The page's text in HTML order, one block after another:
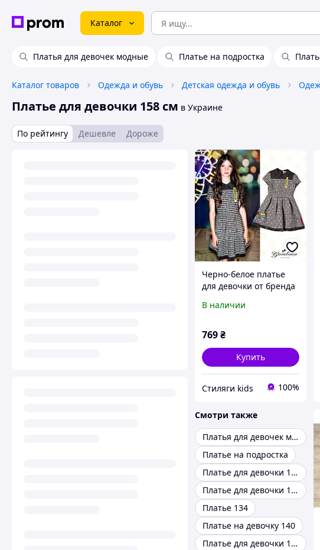
Каталог
Платья для девочек модные Платье на подростка
Каталог товаров Одежда и обувь Детская одежда и обувь
Платье для девочки 158 см в Украине
По рейтингу Дешевле Дороже
Черно-белое платье
для девочки от бренда
В наличии
769₴
Купить
Стиляги kids 100%
Смотри также
Платья для девочек модные
Платье на подростка
Платье для девочки 152
Платье для девочки 122
Платье 134
Платье на девочку 140
Платье для девочки 13 14